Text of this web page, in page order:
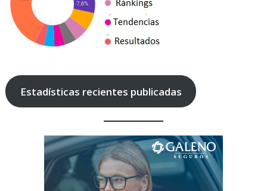
Estadísticas recientes publicadas